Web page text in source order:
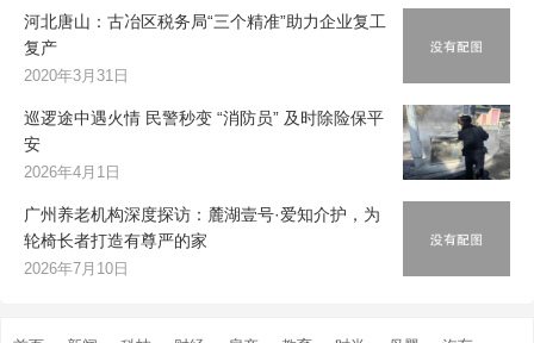
河北唐山：古冶区税务局“三个精准”助力企业复工
复产
2020年3月31日
巡逻途中遇火情 民警秒变 “消防员” 及时除险保平
安
2026年4月1日
广州养老机构深度探访：麓湖壹号·爱知介护，为
轮椅长者打造有尊严的家
2026年7月10日